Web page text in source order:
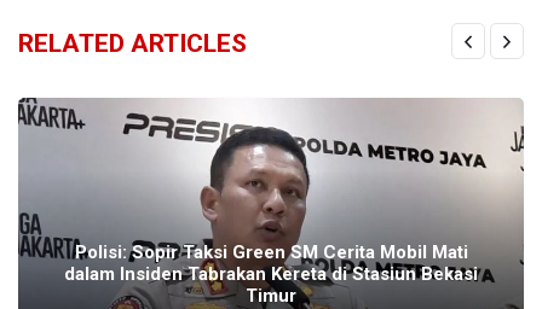
RELATED ARTICLES
Polisi: Sopir Taksi Green SM Cerita Mobil Mati
dalam Insiden Tabrakan Kereta di Stasiun Bekasi
Timur